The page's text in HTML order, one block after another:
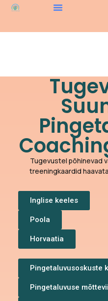
Tugevustel põhinevad
treeningkaardid
Inglise keeles
Poola
Horvaatia
Pingetaluvusoskuste
Pingetaluvuse